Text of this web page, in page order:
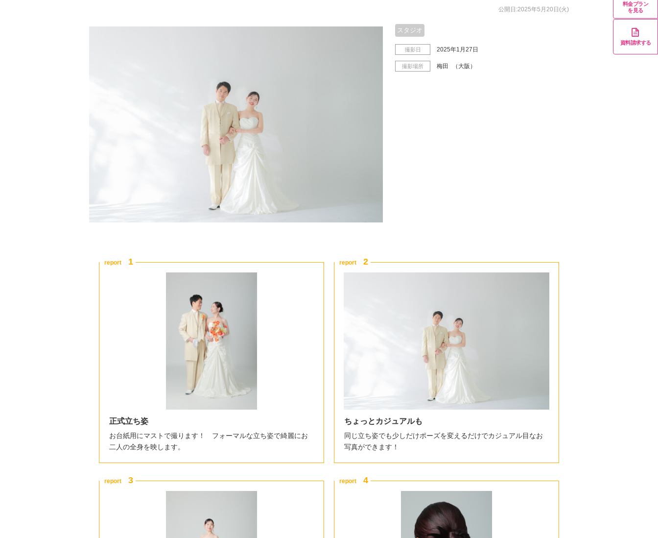
公開日:2025年5月20日(火)
スタジオ
撮影日 2025年1月27日
撮影場所 梅田 （大阪）
正式立ち姿
お台紙用にマストで撮ります！ フォーマルな立ち姿で綺麗にお
二人の全身を映します。
ちょっとカジュアルも
同じ立ち姿でも少しだけポーズを変えるだけでカジュアル目なお
写真ができます！
料金プラン
を見る
資料請求する